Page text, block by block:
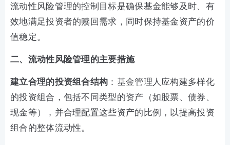
流动性风险管理的控制目标是确保基金能够及时、有
效地满足投资者的赎回需求，同时保持基金资产的价
值稳定。
二、流动性风险管理的主要措施
建立合理的投资组合结构 ：基金管理人应构建多样化
的投资组合，包括不同类型的资产（如股票、债券、
现金等），并合理配置这些资产的比例，以提高投资
组合的整体流动性。